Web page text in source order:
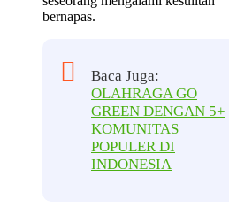
bernapas.
Baca Juga:
OLAHRAGA GO
GREEN DENGAN 5+
KOMUNITAS
POPULER DI
INDONESIA